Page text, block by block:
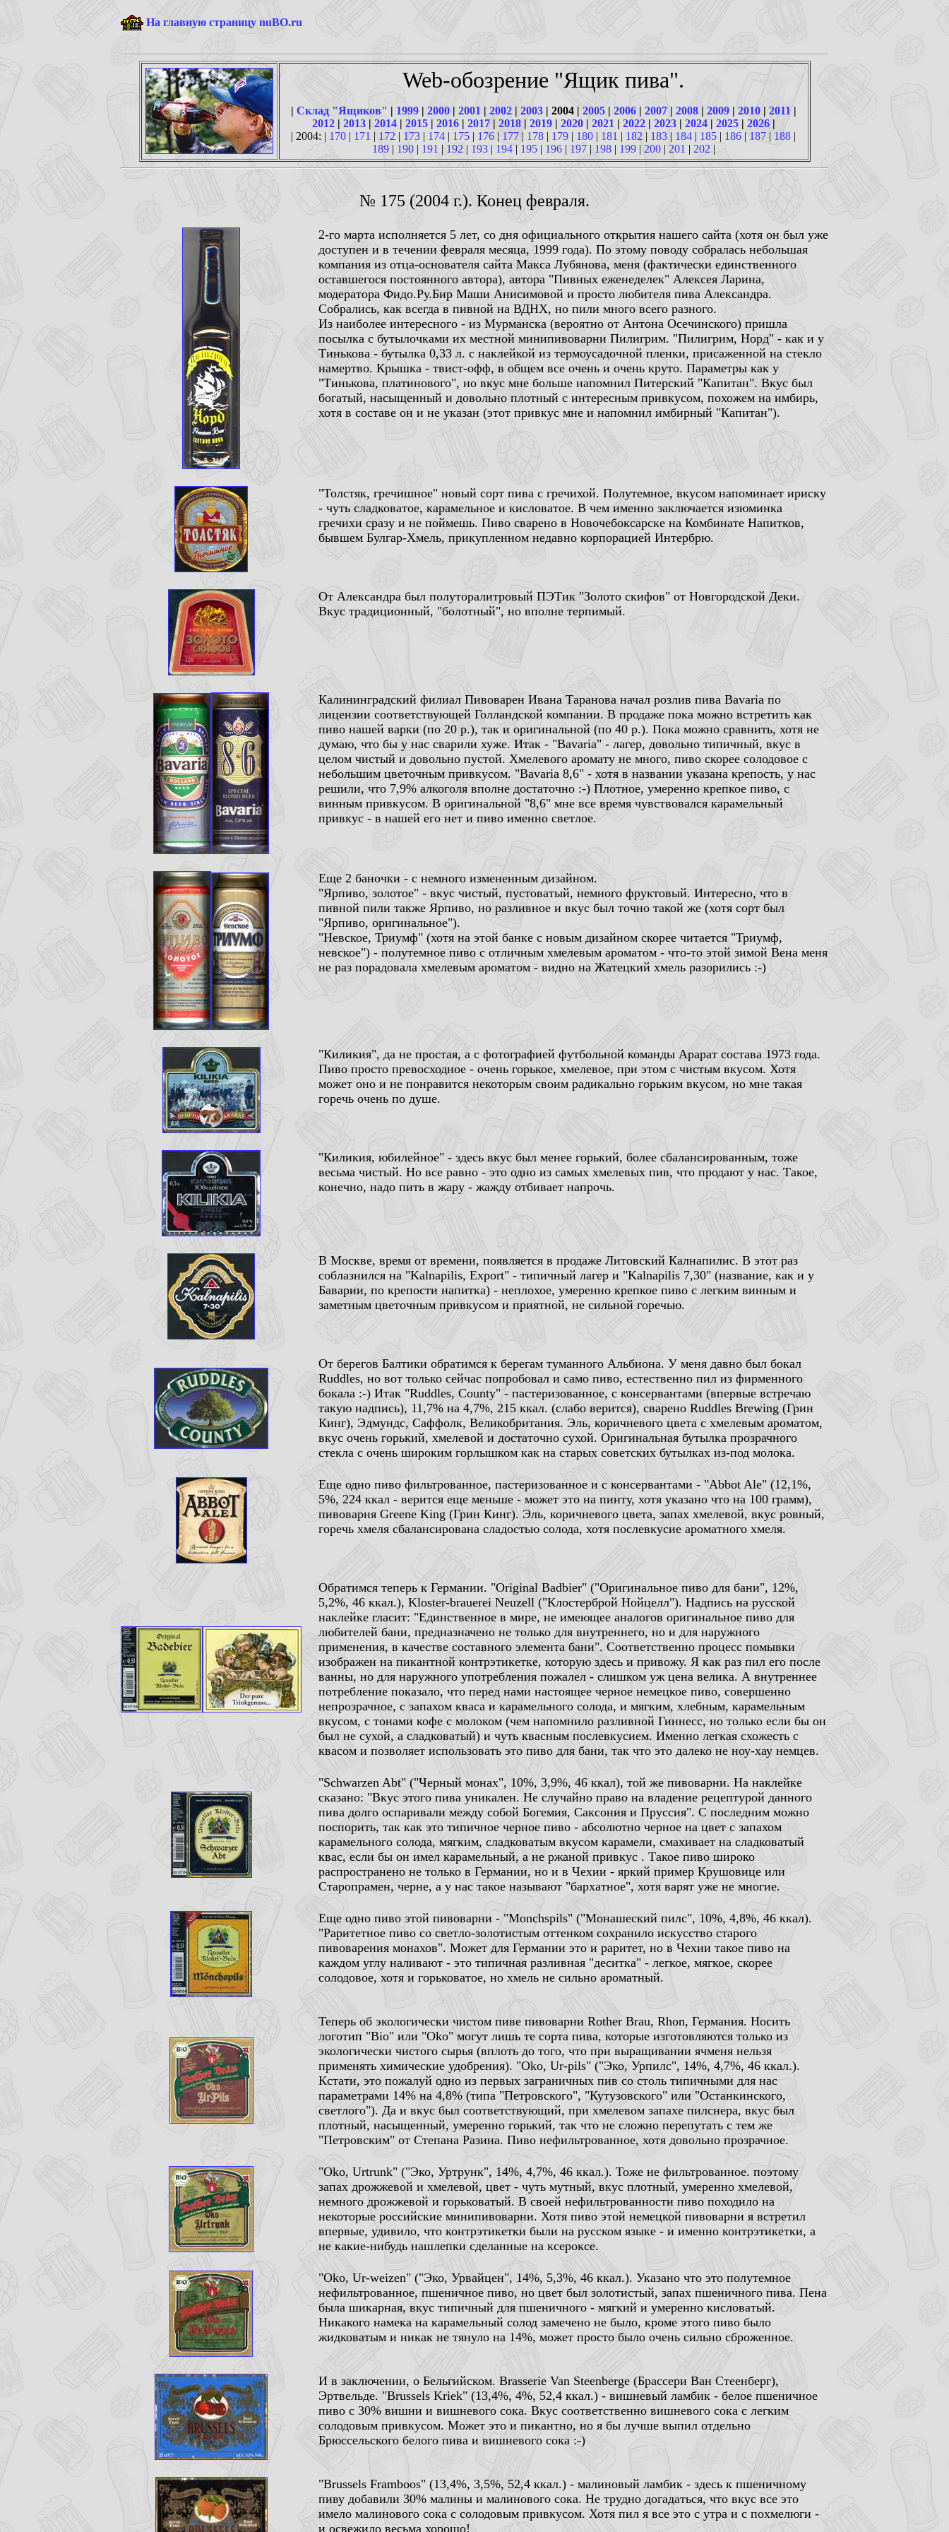
На главную страницу nuBO.ru
Web-обозрение "Ящик пива".
| Склад "Ящиков" | 1999| 2000| 2001 |2002| 2003| 2004 | 2005| 2006| 2007| 2008| 2009| 2010| 2011|
2012| 2013| 2014| 2015| 2016| 2017| 2018| 2019| 2020| 2021 | 2022| 2023| 2024| 2025| 2026|
| 2004: | 170 | 171 | 172 | 173 | 174 | 175 | 176|177 | 178 | 179 | 180 | 181 | 182 | 183 | 184 | 185 | 186 | 187 | 188 |
189| 190| 191 |192 | 193| 194| 195| 196| 197| 198| 199| 200| 201 | 202|
№ 175 (2004 г.). Конец февраля.
2-го марта исполняется 5 лет, со дня официального открытия нашего сайта (хотя он был уже
доступен и в течении февраля месяца, 1999 года). По этому поводу собралась небольшая
компания из отца-основателя сайта Макса Лубянова, меня (фактически единственного
оставшегося постоянного автора), автора "Пивных еженеделек" Алексея Ларина,
модератора Фидо.Ру.Бир Маши Анисимовой и просто любителя пива Александра.
Собрались, как всегда в пивной на ВДНХ, но пили много всего разного.
Из наиболее интересного - из Мурманска (вероятно от Антона Осечинского) пришла
посылка с бутылочками их местной минипивоварни Пилигрим. "Пилигрим, Норд" - как и у
Тинькова - бутылка 0,33 л. с наклейкой из термоусадочной пленки, присаженной на стекло
намертво. Крышка - твист-офф, в общем все очень и очень круто. Параметры как у
"Тинькова, платинового", но вкус мне больше напомнил Питерский "Капитан". Вкус был
богатый, насыщенный и довольно плотный с интересным привкусом, похожем на имбирь,
хотя в составе он и не указан (этот привкус мне и напомнил имбирный "Капитан").
"Толстяк, гречишное" новый сорт пива с гречихой. Полутемное, вкусом напоминает ириску
- чуть сладковатое, карамельное и кисловатое. В чем именно заключается изюминка
гречихи сразу и не поймешь. Пиво сварено в Новочебоксарске на Комбинате Напитков,
бывшем Булгар-Хмель, прикупленном недавно корпорацией Интербрю.
От Александра был полуторалитровый ПЭТик "Золото скифов" от Новгородской Деки.
Вкус традиционный, "болотный", но вполне терпимый.
Калининградский филиал Пивоварен Ивана Таранова начал розлив пива Bavaria по
лицензии соответствующей Голландской компании. В продаже пока можно встретить как
пиво нашей варки (по 20 р.), так и оригинальной (по 40 р.). Пока можно сравнить, хотя не
думаю, что бы у нас сварили хуже. Итак - "Bavaria" - лагер, довольно типичный, вкус в
целом чистый и довольно пустой. Хмелевого аромату не много, пиво скорее солодовое с
небольшим цветочным привкусом. "Bavaria 8,6" - хотя в названии указана крепость, у нас
решили, что 7,9% алкоголя вполне достаточно :-) Плотное, умеренно крепкое пиво, с
винным привкусом. В оригинальной "8,6" мне все время чувствовался карамельный
привкус - в нашей его нет и пиво именно светлое.
Еще 2 баночки - с немного измененным дизайном.
"Ярпиво, золотое" - вкус чистый, пустоватый, немного фруктовый. Интересно, что в
пивной пили также Ярпиво, но разливное и вкус был точно такой же (хотя сорт был
"Ярпиво, оригинальное").
"Невское, Триумф" (хотя на этой банке с новым дизайном скорее читается "Триумф,
невское") - полутемное пиво с отличным хмелевым ароматом - что-то этой зимой Вена меня
не раз порадовала хмелевым ароматом - видно на Жатецкий хмель разорились :-)
"Киликия", да не простая, а с фотографией футбольной команды Арарат состава 1973 года.
Пиво просто превосходное - очень горькое, хмелевое, при этом с чистым вкусом. Хотя
может оно и не понравится некоторым своим радикально горьким вкусом, но мне такая
горечь очень по душе.
"Киликия, юбилейное" - здесь вкус был менее горький, более сбалансированным, тоже
весьма чистый. Но все равно - это одно из самых хмелевых пив, что продают у нас. Такое,
конечно, надо пить в жару - жажду отбивает напрочь.
В Москве, время от времени, появляется в продаже Литовский Калнапилис. В этот раз
соблазнился на "Kalnapilis, Export" - типичный лагер и "Kalnapilis 7,30" (название, как и у
Баварии, по крепости напитка) - неплохое, умеренно крепкое пиво с легким винным и
заметным цветочным привкусом и приятной, не сильной горечью.
От берегов Балтики обратимся к берегам туманного Альбиона. У меня давно был бокал
Ruddles, но вот только сейчас попробовал и само пиво, естественно пил из фирменного
бокала :-) Итак "Ruddles, County" - пастеризованное, с консервантами (впервые встречаю
такую надпись), 11,7% на 4,7%, 215 ккал. (слабо верится), сварено Ruddles Brewing (Грин
Кинг), Эдмундс, Саффолк, Великобритания. Эль, коричневого цвета с хмелевым ароматом,
вкус очень горький, хмелевой и достаточно сухой. Оригинальная бутылка прозрачного
стекла с очень широким горлышком как на старых советских бутылках из-под молока.
Еще одно пиво фильтрованное, пастеризованное и с консервантами - "Abbot Ale" (12,1%,
5%, 224 ккал - верится еще меньше - может это на пинту, хотя указано что на 100 грамм),
пивоварня Greene King (Грин Кинг). Эль, коричневого цвета, запах хмелевой, вкус ровный,
горечь хмеля сбалансирована сладостью солода, хотя послевкусие ароматного хмеля.
Обратимся теперь к Германии. "Original Badbier" ("Оригинальное пиво для бани", 12%,
5,2%, 46 ккал.), Kloster-brauerei Neuzell ("Клостерброй Нойцелл"). Надпись на русской
наклейке гласит: "Единственное в мире, не имеющее аналогов оригинальное пиво для
любителей бани, предназначено не только для внутреннего, но и для наружного
применения, в качестве составного элемента бани". Соответственно процесс помывки
изображен на пикантной контрэтикетке, которую здесь и привожу. Я как раз пил его после
ванны, но для наружного употребления пожалел - слишком уж цена велика. А внутреннее
потребление показало, что перед нами настоящее черное немецкое пиво, совершенно
непрозрачное, с запахом кваса и карамельного солода, и мягким, хлебным, карамельным
вкусом, с тонами кофе с молоком (чем напомнило разливной Гиннесс, но только если бы он
был не сухой, а сладковатый) и чуть квасным послевкусием. Именно легкая схожесть с
квасом и позволяет использовать это пиво для бани, так что это далеко не ноу-хау немцев.
"Schwarzen Abt" ("Черный монах", 10%, 3,9%, 46 ккал), той же пивоварни. На наклейке
сказано: "Вкус этого пива уникален. Не случайно право на владение рецептурой данного
пива долго оспаривали между собой Богемия, Саксония и Пруссия". С последним можно
поспорить, так как это типичное черное пиво - абсолютно черное на цвет с запахом
карамельного солода, мягким, сладковатым вкусом карамели, смахивает на сладковатый
квас, если бы он имел карамельный, а не ржаной привкус . Такое пиво широко
распространено не только в Германии, но и в Чехии - яркий пример Крушовице или
Старопрамен, черне, а у нас такое называют "бархатное", хотя варят уже не многие.
Еще одно пиво этой пивоварни - "Monchspils" ("Монашеский пилс", 10%, 4,8%, 46 ккал).
"Раритетное пиво со светло-золотистым оттенком сохранило искусство старого
пивоварения монахов". Может для Германии это и раритет, но в Чехии такое пиво на
каждом углу наливают - это типичная разливная "деситка" - легкое, мягкое, скорее
солодовое, хотя и горьковатое, но хмель не сильно ароматный.
Теперь об экологически чистом пиве пивоварни Rother Brau, Rhon, Германия. Носить
логотип "Bio" или "Oko" могут лишь те сорта пива, которые изготовляются только из
экологически чистого сырья (вплоть до того, что при выращивании ячменя нельзя
применять химические удобрения). "Oko, Ur-pils" ("Эко, Урпилс", 14%, 4,7%, 46 ккал.).
Кстати, это пожалуй одно из первых заграничных пив со столь типичными для нас
параметрами 14% на 4,8% (типа "Петровского", "Кутузовского" или "Останкинского,
светлого"). Да и вкус был соответствующий, при хмелевом запахе пилснера, вкус был
плотный, насыщенный, умеренно горький, так что не сложно перепутать с тем же
"Петровским" от Степана Разина. Пиво нефильтрованное, хотя довольно прозрачное.
"Oko, Urtrunk" ("Эко, Уртрунк", 14%, 4,7%, 46 ккал.). Тоже не фильтрованное. поэтому
запах дрожжевой и хмелевой, цвет - чуть мутный, вкус плотный, умеренно хмелевой,
немного дрожжевой и горьковатый. В своей нефильтрованности пиво походило на
некоторые российские минипивоварни. Хотя пиво этой немецкой пивоварни я встретил
впервые, удивило, что контрэтикетки были на русском языке - и именно контрэтикетки, а
не какие-нибудь нашлепки сделанные на ксероксе.
"Oko, Ur-weizen" ("Эко, Урвайцен", 14%, 5,3%, 46 ккал.). Указано что это полутемное
нефильтрованное, пшеничное пиво, но цвет был золотистый, запах пшеничного пива. Пена
была шикарная, вкус типичный для пшеничного - мягкий и умеренно кисловатый.
Никакого намека на карамельный солод замечено не было, кроме этого пиво было
жидковатым и никак не тянуло на 14%, может просто было очень сильно сброженное.
И в заключении, о Бельгийском. Brasserie Van Steenberge (Брассери Ван Стеенберг),
Эртвельде. "Brussels Kriek" (13,4%, 4%, 52,4 ккал.) - вишневый ламбик - белое пшеничное
пиво с 30% вишни и вишневого сока. Вкус соответственно вишневого сока с легким
солодовым привкусом. Может это и пикантно, но я бы лучше выпил отдельно
Брюссельского белого пива и вишневого сока :-)
"Brussels Framboos" (13,4%, 3,5%, 52,4 ккал.) - малиновый ламбик - здесь к пшеничному
пиву добавили 30% малины и малинового сока. Не трудно догадаться, что вкус все это
имело малинового сока с солодовым привкусом. Хотя пил я все это с утра и с похмелюги -
и освежило весьма хорошо!